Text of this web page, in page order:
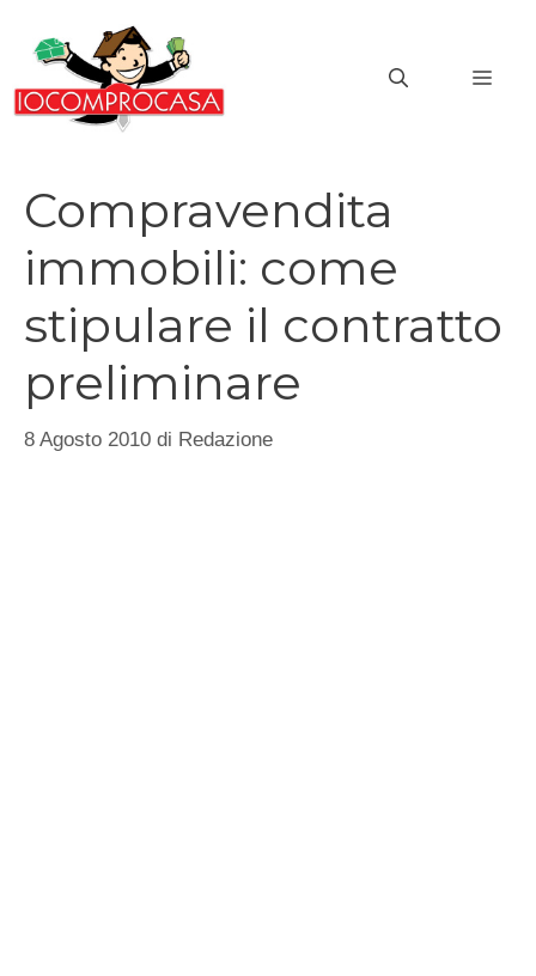
contenuto
Compravendita
immobili: come
stipulare il contratto
preliminare
8 Agosto 2010 di Redazione